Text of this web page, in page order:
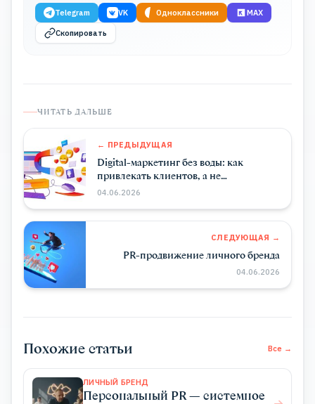
Telegram VK Одноклассники MAX
Скопировать
ЧИТАТЬ ДАЛЬШЕ
← ПРЕДЫДУЩАЯ
Digital-маркетинг без воды: как
привлекать клиентов, а не
подписчиков при продвижении
04.06.2026
СЛЕДУЮЩАЯ →
PR-продвижение личного бренда
04.06.2026
Похожие статьи Все →
ЛИЧНЫЙ БРЕНД
Персональный PR — системное